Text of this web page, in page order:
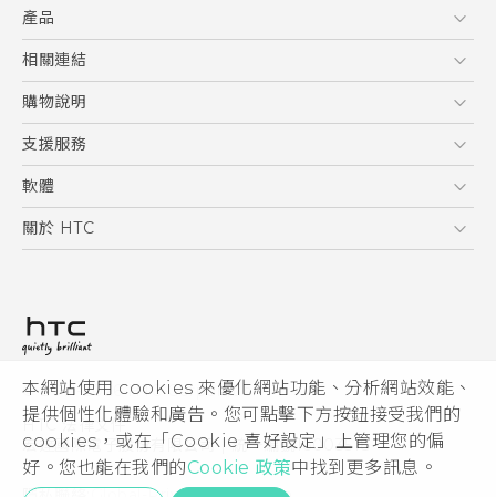
本網站使用 cookies 來優化網站功能、分析網站效能、
提供個性化體驗和廣告。您可點擊下方按鈕接受我們的
cookies，或在「Cookie 喜好設定」上管理您的偏
好。您也能在我們的Cookie 政策中找到更多訊息。
產品
5G
智慧型手機
配件
相關連結
HTC Research
購物說明
購物須知
訂單管理
付款方式
支援服務
到府收送維修服務
服務中心資訊
客戶服務佈告欄
軟體
應用程式
HTC Sync Manager
關於 HTC
投資人
隱私權政策
產品安全性
Cookie
© 2011-2026 HTC Corporation
HTC 法律文件
宏達國際電子股份有限公司 | 統一編號16003518